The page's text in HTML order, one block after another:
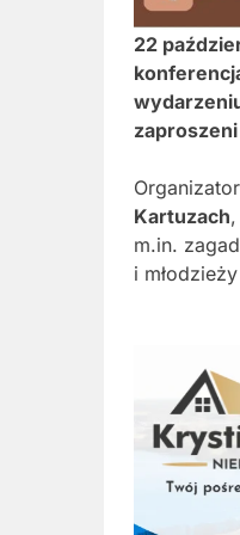
22
Kartuzach
m.in.
i